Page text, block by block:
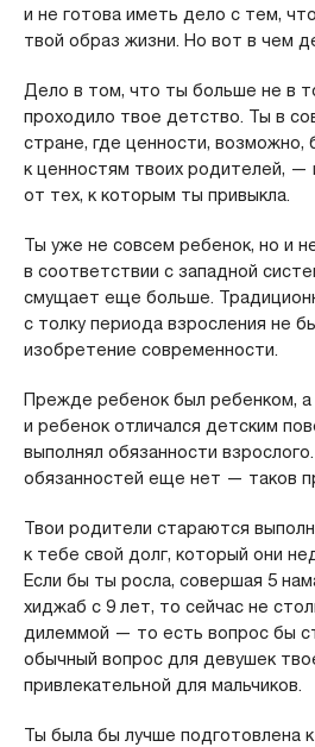
и не готова иметь дело с тем,
твой образ жизни. Но вот в чем
Дело в том, что ты больше не в
проходило твое детство. Ты в
стране, где ценности, возможно,
к ценностям твоих родителей, —
от тех, к которым ты привыкла.
Ты уже не совсем ребенок, но и
в соответствии с западной
смущает еще больше.
с толку периода взросления не
изобретение современности.
Прежде ребенок был ребенком, а
и ребенок отличался детским
выполнял обязанности
обязанностей еще нет — таков
Твои родители стараются
к тебе свой долг, который они
Если бы ты росла, совершая 5
хиджаб с 9 лет, то сейчас не
дилеммой — то есть вопрос бы
обычный вопрос для девушек
привлекательной для мальчиков.
Ты была бы лучше подготовлена